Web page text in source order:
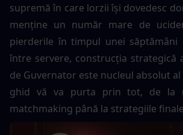
supremă în care lorzii își dovedesc
menține un număr mare de
pierderile în timpul unei săptămâni
între servere, construcția strategică
de Guvernator este nucleul absolut al
ghid vă va purta prin tot, de la
matchmaking până la strategiile